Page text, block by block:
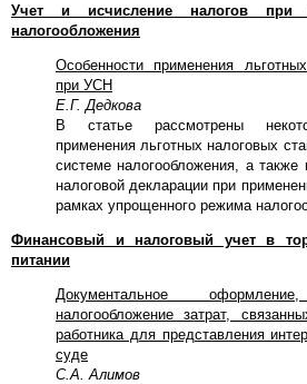
Учет и исчисление налогов при
налогообложения
Особенности применения
при УСН
Е.Г. Дедкова
В статье рассмотрены
применения льготных налоговых
системе налогообложения, а также
налоговой декларации при
рамках упрощенного режима
Финансовый и налоговый учет в
питании
Документальное
налогообложение затрат,
работника для представления
суде
С.А. Алимов